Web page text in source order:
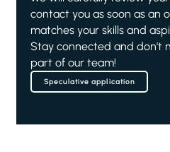
contact you as soon as an
matches your skills and
Stay connected and don't
part of our team!
Speculative application